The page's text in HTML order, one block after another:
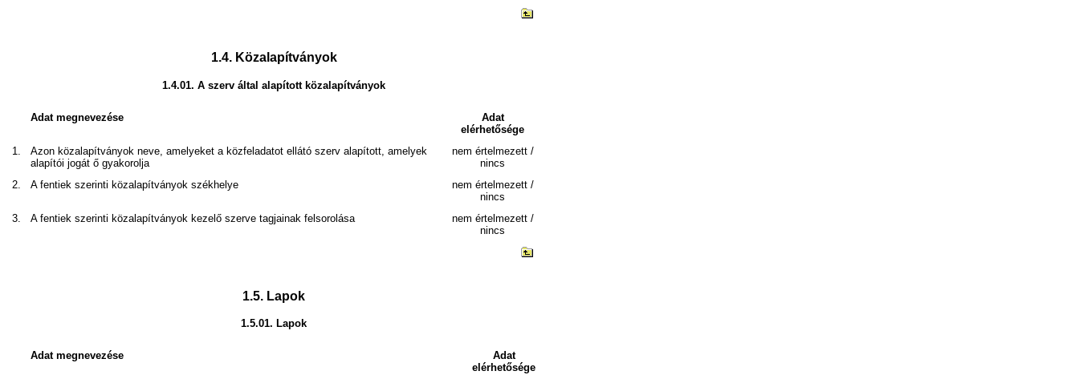
1.4.Közalapítványok
1.4.01. A szerv által alapított közalapítványok
Adat megnevezése
Adat
elérhetősége
1.
Azon közalapítványok neve, amelyeket a közfeladatot ellátó szerv alapított, amelyek
alapítói jogát ő gyakorolja
nem értelmezett /
nincs
2.
A fentiek szerinti közalapítványok székhelye
nem értelmezett /
nincs
3.
A fentiek szerinti közalapítványok kezelő szerve tagjainak felsorolása
nem értelmezett /
nincs
1.5. Lapok
1.5.01. Lapok
Adat megnevezése
Adat
elérhetősége